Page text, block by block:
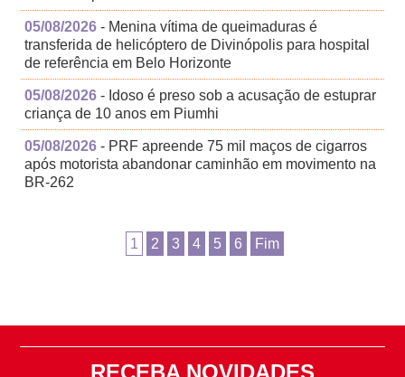
05/08/2026 - Menina vítima de queimaduras é
transferida de helicóptero de Divinópolis para hospital
de referência em Belo Horizonte
05/08/2026 - Idoso é preso sob a acusação de estuprar
criança de 10 anos em Piumhi
05/08/2026 - PRF apreende 75 mil maços de cigarros
após motorista abandonar caminhão em movimento na
BR-262
1 2 3 4 5 6 Fim
RECEBA NOVIDADES